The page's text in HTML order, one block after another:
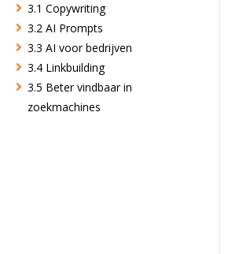
3.1 Copywriting
3.2 AI Prompts
3.3 AI voor bedrijven
3.4 Linkbuilding
3.5 Beter vindbaar in
zoekmachines